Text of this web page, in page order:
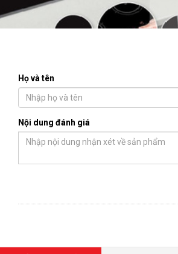
Họ và tên
Nội dung đánh giá